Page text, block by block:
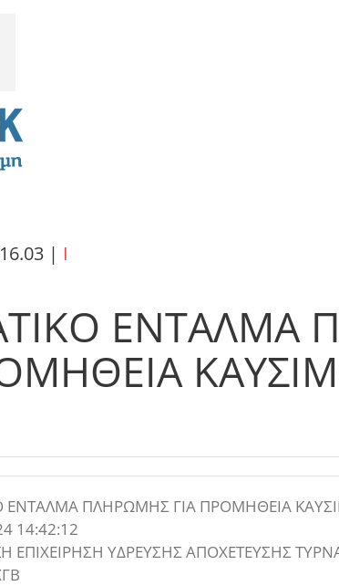
16.03| I
ΕΝΤΑΛΜΑ
ΕΝΤΑΛΜΑ ΠΛΗΡΩΜΗΣ ΓΙΑ ΠΡΟΜΗΘΕΙΑ
14:42:12
ΕΠΙΧΕΙΡΗΣΗ ΥΔΡΕΥΣΗΣ ΑΠΟΧΕΤΕΥΣΗΣ